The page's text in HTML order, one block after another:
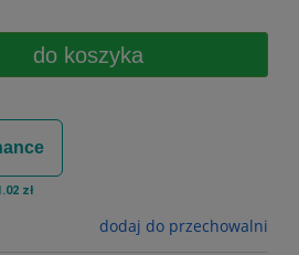
do koszyka
zł
dodaj do przechowalni